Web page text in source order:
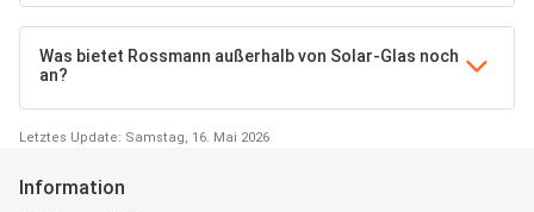
Was bietet Rossmann außerhalb von Solar-Glas noch
an?
Letztes Update: Samstag, 16. Mai 2026
Information